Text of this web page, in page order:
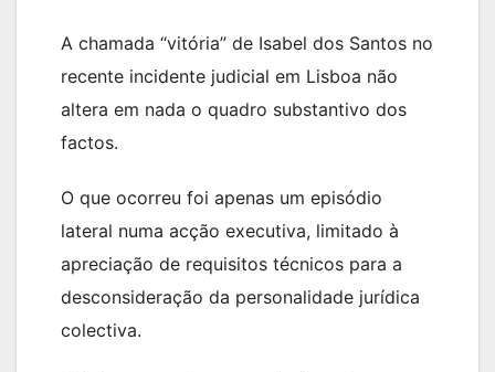
A chamada “vitória” de Isabel dos Santos no
recente incidente judicial em Lisboa não
altera em nada o quadro substantivo dos
factos.
O que ocorreu foi apenas um episódio
lateral numa acção executiva, limitado à
apreciação de requisitos técnicos para a
desconsideração da personalidade jurídica
colectiva.